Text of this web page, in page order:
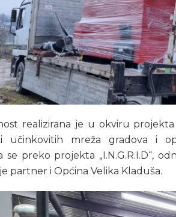
realizirana je u okviru
učinkovitih mreža gradova i
se preko projekta „I.N.G.R.I.D“,
je partner i Općina Velika Kladuša.